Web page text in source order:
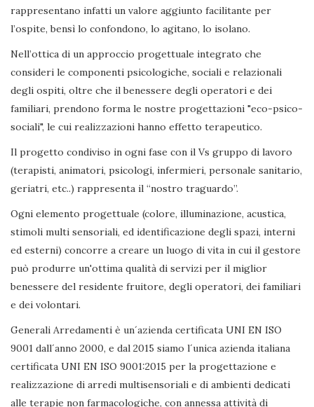
rappresentano infatti un valore aggiunto facilitante per
l’ospite, bensì lo confondono, lo agitano, lo isolano.
Nell’ottica di un approccio progettuale integrato che
consideri le componenti psicologiche, sociali e relazionali
degli ospiti, oltre che il benessere degli operatori e dei
familiari, prendono forma le nostre progettazioni "eco-psico-
sociali", le cui realizzazioni hanno effetto terapeutico.
Il progetto condiviso in ogni fase con il Vs gruppo di lavoro
(terapisti, animatori, psicologi, infermieri, personale sanitario,
geriatri, etc..) rappresenta il “nostro traguardo”.
Ogni elemento progettuale (colore, illuminazione, acustica,
stimoli multi sensoriali, ed identificazione degli spazi, interni
ed esterni) concorre a creare un luogo di vita in cui il gestore
può produrre un'ottima qualità di servizi per il miglior
benessere del residente fruitore, degli operatori, dei familiari
e dei volontari.
Generali Arredamenti è un´azienda certificata UNI EN ISO
9001 dall´anno 2000, e dal 2015 siamo l´unica azienda italiana
certificata UNI EN ISO 9001:2015 per la progettazione e
realizzazione di arredi multisensoriali e di ambienti dedicati
alle terapie non farmacologiche, con annessa attività di